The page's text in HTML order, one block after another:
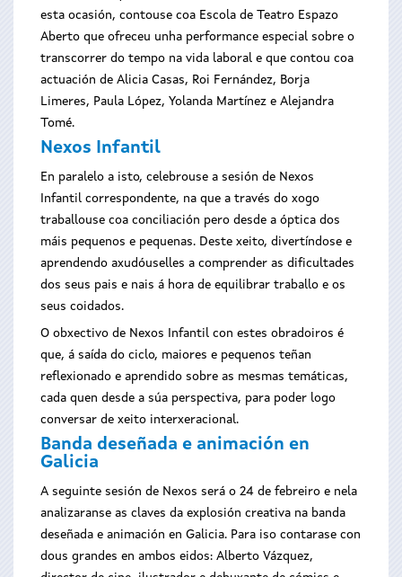
esta ocasión, contouse coa Escola de Teatro Espazo
Aberto que ofreceu unha performance especial sobre o
transcorrer do tempo na vida laboral e que contou coa
actuación de Alicia Casas, Roi Fernández, Borja
Limeres, Paula López, Yolanda Martínez e Alejandra
Tomé.
Nexos Infantil
En paralelo a isto, celebrouse a sesión de Nexos
Infantil correspondente, na que a través do xogo
traballouse coa conciliación pero desde a óptica dos
máis pequenos e pequenas. Deste xeito, divertíndose e
aprendendo axudóuselles a comprender as dificultades
dos seus pais e nais á hora de equilibrar traballo e os
seus coidados.
O obxectivo de Nexos Infantil con estes obradoiros é
que, á saída do ciclo, maiores e pequenos teñan
reflexionado e aprendido sobre as mesmas temáticas,
cada quen desde a súa perspectiva, para poder logo
conversar de xeito interxeracional.
Banda deseñada e animación en
Galicia
A seguinte sesión de Nexos será o 24 de febreiro e nela
analizaranse as claves da explosión creativa na banda
deseñada e animación en Galicia. Para iso contarase con
dous grandes en ambos eidos: Alberto Vázquez,